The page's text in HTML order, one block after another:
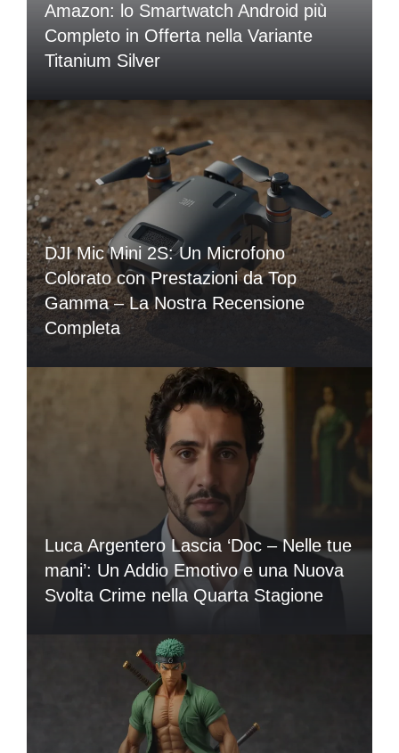
Amazon: lo Smartwatch Android più
Completo in Offerta nella Variante
Titanium Silver
DJI Mic Mini 2S: Un Microfono
Colorato con Prestazioni da Top
Gamma – La Nostra Recensione
Completa
Luca Argentero Lascia ‘Doc – Nelle tue
mani’: Un Addio Emotivo e una Nuova
Svolta Crime nella Quarta Stagione